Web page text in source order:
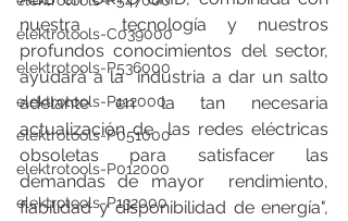
elektrotools-C039000
elektrotools-P536000
elektrotools-P112000
elektrotools-P051000
elektrotools-P012000
elektrotools-P132000
nuestra  tecnología y nuestros
profundos conocimientos del sector,
ayudará a la  industria a dar un salto
adelante en la tan necesaria
actualización de  las redes eléctricas
obsoletas para satisfacer las
demandas de mayor  rendimiento,
fiabilidad y disponibilidad de energía",